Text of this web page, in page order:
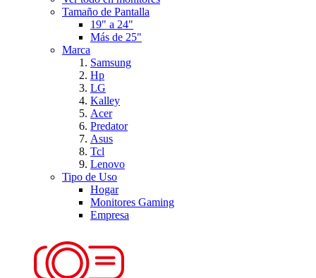
Tamaño de Pantalla
19" a 24"
Más de 25"
Marca
Samsung
Hp
LG
Kalley
Acer
Predator
Asus
Tcl
Lenovo
Tipo de Uso
Hogar
Monitores Gaming
Empresa